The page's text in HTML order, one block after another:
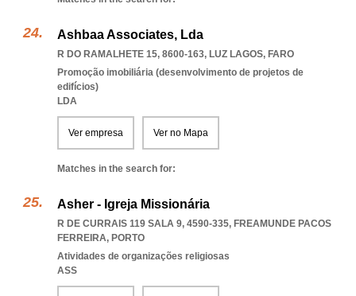
Ashbaa Associates, Lda
R DO RAMALHETE 15, 8600-163, LUZ LAGOS, FARO
Promoção imobiliária (desenvolvimento de projetos de
edifícios)
LDA
Ver empresa Ver no Mapa
Matches in the search for:
Asher - Igreja Missionária
R DE CURRAIS 119 SALA 9, 4590-335, FREAMUNDE PACOS
FERREIRA, PORTO
Atividades de organizações religiosas
ASS